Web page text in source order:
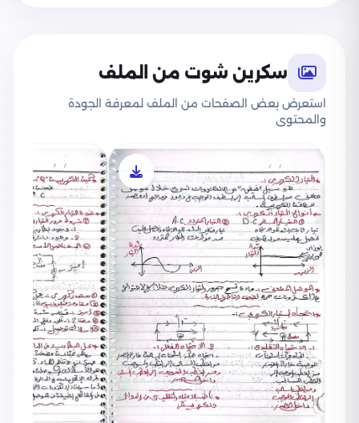
سكرين شوت من الملف
استعرض بعض الصفحات من الملف لمعرفة الجودة
والمحتوى